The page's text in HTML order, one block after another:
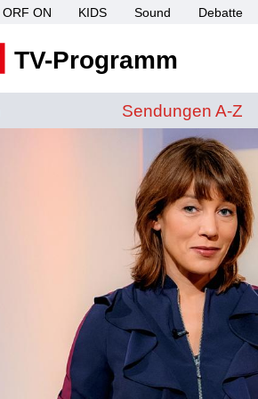
ORF ON KIDS Sound Debatte
TV-Programm
Sendungen von A
Sendungen A-Z